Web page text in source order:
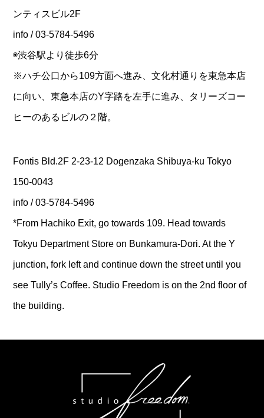
ンティスビル2F
info / 03-5784-5496
◉渋谷駅より徒歩6分
※ハチ公口から109方面へ進み、文化村通りを東急本店
に向い、東急本店のY字路を左手に進み、タリーズコー
ヒーのあるビルの２階。
Fontis Bld.2F 2-23-12 Dogenzaka Shibuya-ku Tokyo
150-0043
info / 03-5784-5496
*From Hachiko Exit, go towards 109. Head towards
Tokyu Department Store on Bunkamura-Dori. At the Y
junction, fork left and continue down the street until you
see Tully’s Coffee. Studio Freedom is on the 2nd floor of
the building.